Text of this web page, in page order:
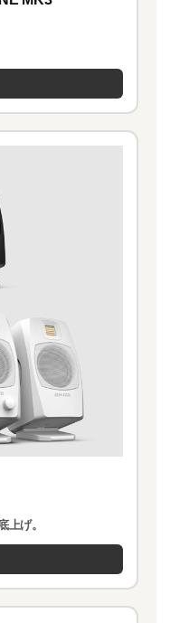
上げ。